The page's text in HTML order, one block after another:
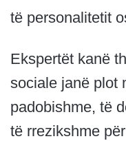
të personalitetit
Ekspertët kanë
sociale janë plot
padobishme, të
të rrezikshme